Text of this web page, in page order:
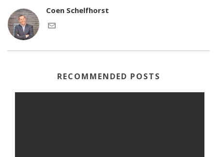
Coen Schelfhorst
RECOMMENDED POSTS